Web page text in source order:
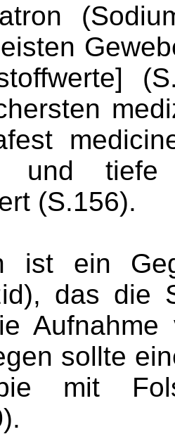
und tiefe
(S.156).
ist ein
das die
Aufnahme
sollte
mit